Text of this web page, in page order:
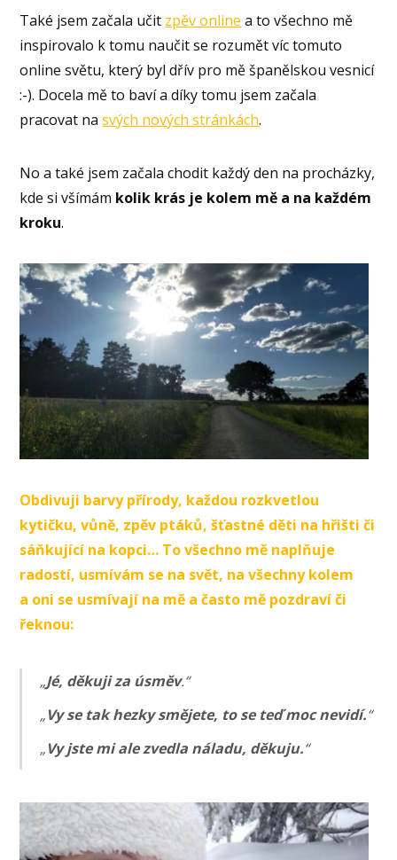
Také jsem začala učit zpěv online a to všechno mě
inspirovalo k tomu naučit se rozumět víc tomuto
online světu, který byl dřív pro mě španělskou vesnicí
:-). Docela mě to baví a díky tomu jsem začala
pracovat nasvých nových stránkách.
No a také jsem začala chodit každý den na procházky,
kde si všímám kolik krás je kolem mě a na každém
kroku.
Obdivuji barvy přírody, každou rozkvetlou
kytičku, vůně, zpěv ptáků, šťastné děti na hřišti či
sáňkující na kopci… To všechno mě naplňuje
radostí, usmívám se na svět, na všechny kolem
a oni se usmívají na mě a často mě pozdraví či
řeknou:
„Jé, děkuji za úsměv.“
„Vy se tak hezky smějete, to se teď moc nevidí.“
„Vy jste mi ale zvedla náladu, děkuju.“